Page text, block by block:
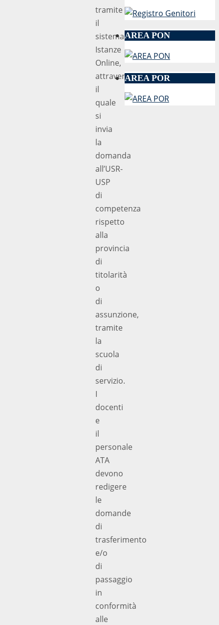
tramite
il
sistema
Istanze
Online,
attraverso
il
quale
si
invia
la
domanda
all’USR-
USP
di
competenza
rispetto
alla
provincia
di
titolarità
o
di
assunzione,
tramite
la
scuola
di
servizio.
I
docenti
e
il
personale
ATA
devono
redigere
le
domande
di
trasferimento
e/o
di
passaggio
in
conformità
alle
AREA PON
AREA POR